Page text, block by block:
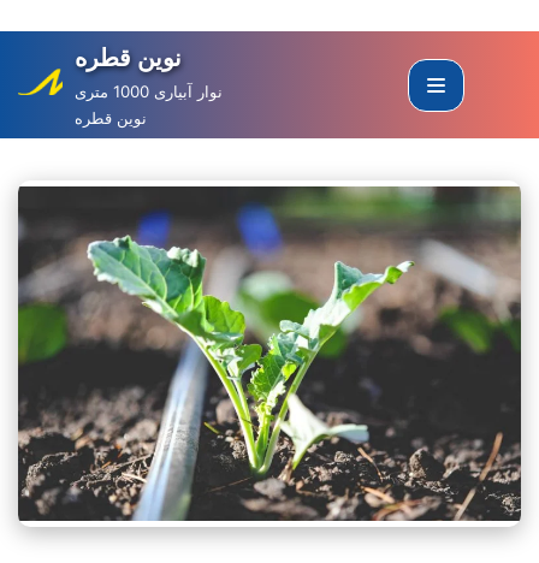
to
content
نوین قطره
نوار آبیاری 1000 متری
نوین قطره